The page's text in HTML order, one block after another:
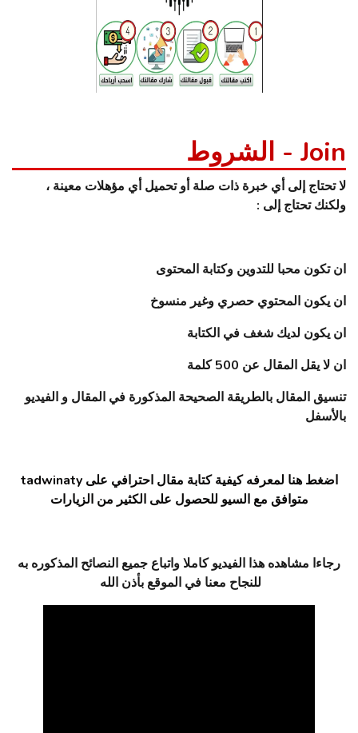
Join - الشروط
لا تحتاج إلى أي خبرة ذات صلة أو تحميل أي مؤهلات معينة ،
ولكنك تحتاج إلى :
ان تكون محبا للتدوين وكتابة المحتوى
ان يكون المحتوي حصري وغير منسوخ
ان يكون لديك شغف في الكتابة
ان لا يقل المقال عن 500 كلمة
تنسيق المقال بالطريقة الصحيحة المذكورة في المقال و الفيديو
بالأسفل
اضغط هنا لمعرفه كيفية كتابة مقال احترافي على tadwinaty
متوافق مع السيو للحصول على الكثير من الزيارات
رجاءا مشاهده هذا الفيديو كاملا واتباع جميع النصائح المذكوره به
للنجاح معنا في الموقع بأذن الله